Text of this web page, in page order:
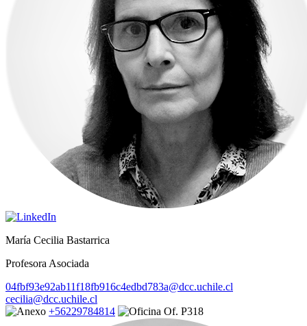
María Cecilia Bastarrica
Profesora Asociada
04fbf93e92ab11f18fb916c4edbd783a@dcc.uchile.cl
cecilia@dcc.uchile.cl
+56229784814
Of. P318